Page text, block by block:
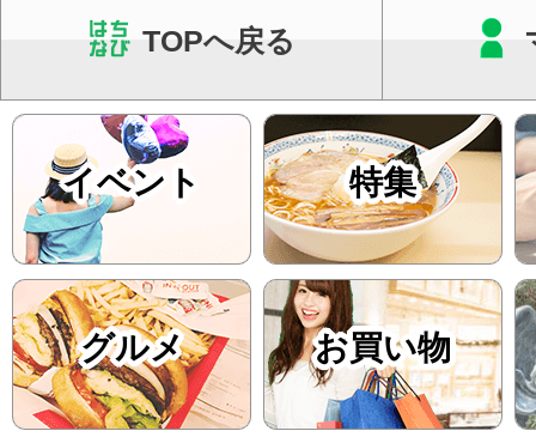
TOPへ戻る
イベント 特集
グルメ お買い物